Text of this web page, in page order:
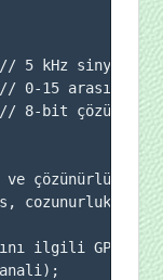
5 kHz sinyal
arası
8-bit
çözünürlüğünü
cozunurluk);
ilgili GPIO